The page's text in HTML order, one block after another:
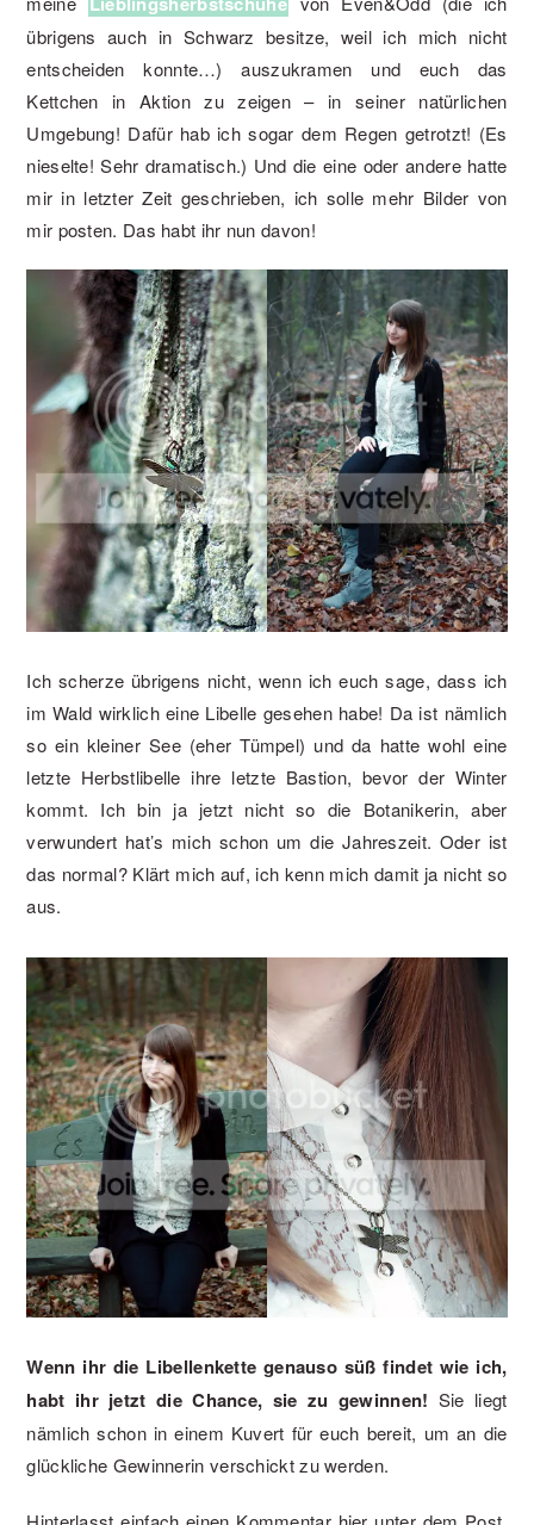
übrigens auch in Schwarz besitze, weil ich mich nicht
entscheiden konnte…) auszukramen und euch das
Kettchen in Aktion zu zeigen – in seiner natürlichen
Umgebung! Dafür hab ich sogar dem Regen getrotzt! (Es
nieselte! Sehr dramatisch.) Und die eine oder andere hatte
mir in letzter Zeit geschrieben, ich solle mehr Bilder von
mir posten. Das habt ihr nun davon!
Ich scherze übrigens nicht, wenn ich euch sage, dass ich
im Wald wirklich eine Libelle gesehen habe! Da ist nämlich
so ein kleiner See (eher Tümpel) und da hatte wohl eine
letzte Herbstlibelle ihre letzte Bastion, bevor der Winter
kommt. Ich bin ja jetzt nicht so die Botanikerin, aber
verwundert hat’s mich schon um die Jahreszeit. Oder ist
das normal? Klärt mich auf, ich kenn mich damit ja nicht so
aus.
Wenn ihr die Libellenkette genauso süß findet wie ich,
habt ihr jetzt die Chance, sie zu gewinnen! Sie liegt
nämlich schon in einem Kuvert für euch bereit, um an die
glückliche Gewinnerin verschickt zu werden.